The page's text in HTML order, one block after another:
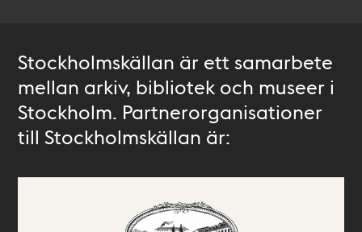
Stockholmskällan är ett samarbete
mellan arkiv, bibliotek och museer i
Stockholm. Partnerorganisationer
till Stockholmskällan är: